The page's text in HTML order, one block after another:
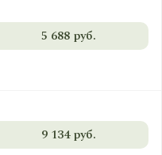
5 688 руб.
9 134 руб.